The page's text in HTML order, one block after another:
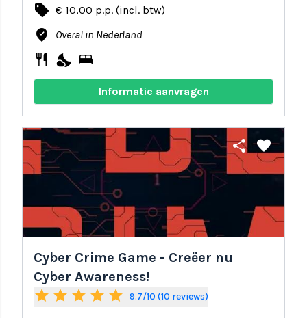
local_offer € 10,00 p.p. (incl. btw)
where_to_vote Overal in Nederland
restaurant nights_stay bed
Informatie aanvragen
share favorite
Cyber Crime Game - Creëer nu
Cyber Awareness!
star star star star star 9.7/10 (10 reviews)